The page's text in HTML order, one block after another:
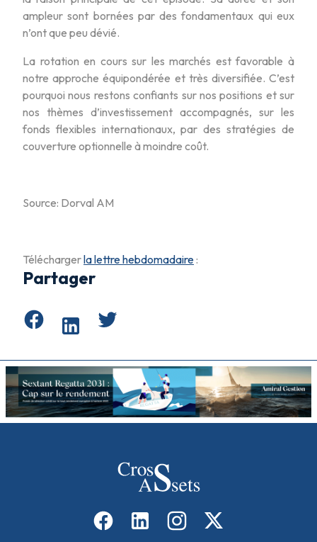
ampleur sont bornées par des fondamentaux qui eux
n’ont que peu dévié.
La rotation en cours sur les marchés est favorable à
notre approche équipondérée et très diversifiée. C’est
pourquoi nous restons confiants sur nos positions et sur
nos thèmes d’investissement accompagnés, sur les
fonds flexibles internationaux, par des stratégies de
couverture optionnelle à moindre coût.
Source: Dorval AM
Téléchargerla lettre hebdomadaire:
Partager